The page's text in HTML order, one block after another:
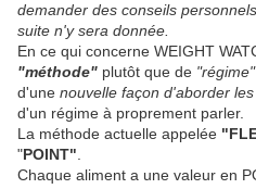
demander des conseils
suite n'y sera donnée.
En ce qui concerne WEIGHT
"méthode" plutôt que de "régime"
d'une nouvelle façon d'aborder
d'un régime à proprement parler.
La méthode actuelle appelée
"POINT"
Chaque aliment a une valeur en